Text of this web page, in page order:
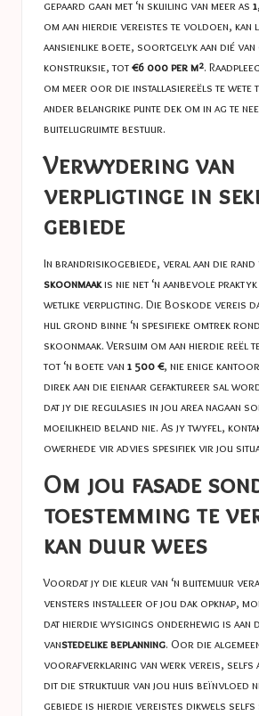
gepaard gaan met ‘n skuiling van meer as
om aan hierdie vereistes te voldoen, kan
aansienlike boete, soortgelyk aan dié
konstruksie, tot€6 000 per m².
om meer oor die installasiereëls te wete
ander belangrike punte dek om in ag te
buitelugruimte bestuur.
Verwydering van
verpligtinge in
gebiede
In brandrisikogebiede, veral aan die rand
skoonmaakis nie net ‘n aanbevole praktyk
wetlike verpligting. Die Boskode vereis
hul grond binne ‘n spesifieke omtrek
skoonmaak. Versuim om aan hierdie reël
tot ‘n boete van 1 500 €, nie enige
direk aan die eienaar gefaktureer sal
dat jy die regulasies in jou area nagaan
moeilikheid beland nie. As jy twyfel,
owerhede vir advies spesifiek vir jou
Om jou fasade
toestemming te
kan duur wees
Voordat jy die kleur van ‘n buitemuur
vensters installeer of jou dak opknap,
dat hierdie wysigings onderhewig is aan
vanstedelike beplanning. Oor die
voorafverklaring van werk vereis, selfs
dit die struktuur van jou huis beïnvloed
gebiede is hierdie vereistes dikwels selfs